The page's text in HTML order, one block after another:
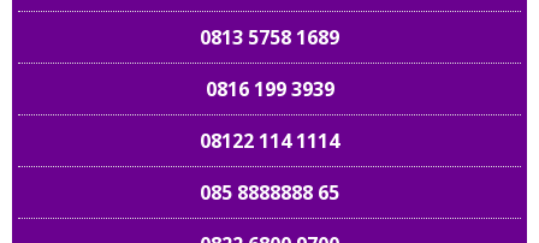
0813 5758 1689
0816 199 3939
08122 114 1114
085 8888888 65